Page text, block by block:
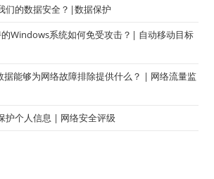
们的数据安全？|数据保护
Windows系统如何免受攻击？| 自动移动目标
能够为网络故障排除提供什么？ | 网络流量监
护个人信息 | 网络安全评级